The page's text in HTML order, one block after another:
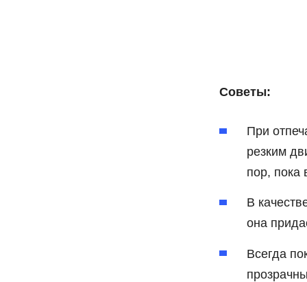
Советы:
При
резким
пор, пока
В
она
Всегда